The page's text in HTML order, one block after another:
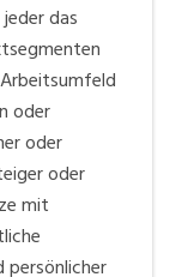
das
oder
oder
oder
mit
persönlicher